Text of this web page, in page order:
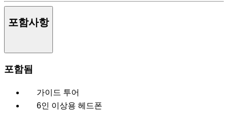
포함사항
포함됨
가이드 투어
6인 이상용 헤드폰